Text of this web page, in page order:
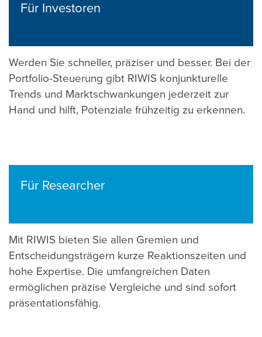
Für Investoren
Werden Sie schneller, präziser und besser. Bei der
Portfolio-Steuerung gibt RIWIS konjunkturelle
Trends und Marktschwankungen jederzeit zur
Hand und hilft, Potenziale frühzeitig zu erkennen.
Für Researcher
Mit RIWIS bieten Sie allen Gremien und
Entscheidungsträgern kurze Reaktionszeiten und
hohe Expertise. Die umfangreichen Daten
ermöglichen präzise Vergleiche und sind sofort
präsentationsfähig.